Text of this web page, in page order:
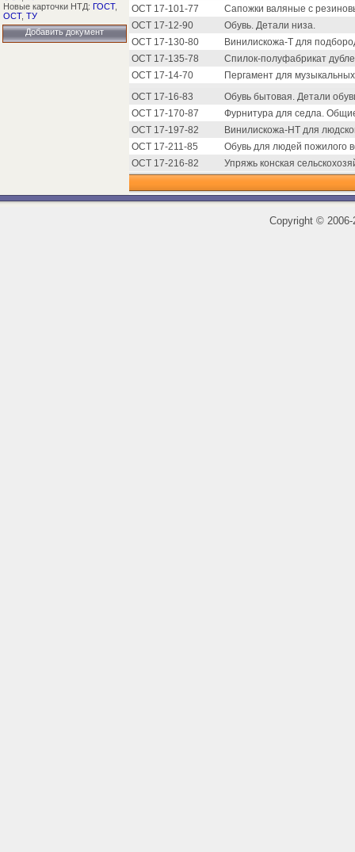
Новые карточки НТД: ГОСТ,
ОСТ, ТУ
Добавить документ
ОСТ 17-101-77
Сапожки валяные с
ОСТ 17-12-90
Обувь. Детали низа.
ОСТ 17-130-80
Винилискожа-Т для
ОСТ 17-135-78
Спилок-полуфабрикат
ОСТ 17-14-70
Пергамент для
ОСТ 17-16-83
Обувь бытовая. Детали
ОСТ 17-170-87
Фурнитура для седла.
ОСТ 17-197-82
Винилискожа-НТ для
ОСТ 17-211-85
Обувь для людей пожилого
ОСТ 17-216-82
Упряжь конская
Copyright ©